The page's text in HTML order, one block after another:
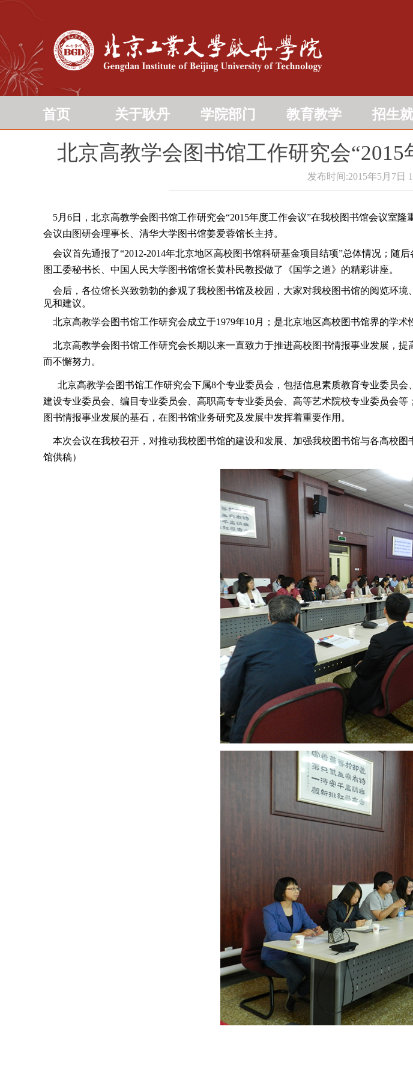
首页 关于耿丹 学院部门 教育教学 招生
北京高教学会图书馆工作研究会
发布时间:2015年5月7日
5月6日，北京高教学会图书馆工作研究会“2015年度工作会议”在我校图书馆会议室
会议由图研会理事长、清华大学图书馆姜爱蓉馆长主持。
会议首先通报了“2012-2014年北京地区高校图书馆科研基金项目结项”总体情况；随
图工委秘书长、中国人民大学图书馆馆长黄朴民教授做了《国学之道》的精彩讲座。
会后，各位馆长兴致勃勃的参观了我校图书馆及校园，大家对我校图书馆的阅览环
见和建议。
北京高教学会图书馆工作研究会成立于1979年10月；是北京地区高校图书馆界的学
北京高教学会图书馆工作研究会长期以来一直致力于推进高校图书情报事业发展，
而不懈努力。
北京高教学会图书馆工作研究会下属8个专业委员会，包括信息素质教育专业委员
建设专业委员会、编目专业委员会、高职高专专业委员会、高等艺术院校专业委员会
图书情报事业发展的基石，在图书馆业务研究及发展中发挥着重要作用。
本次会议在我校召开，对推动我校图书馆的建设和发展、加强我校图书馆与各高校
馆供稿）